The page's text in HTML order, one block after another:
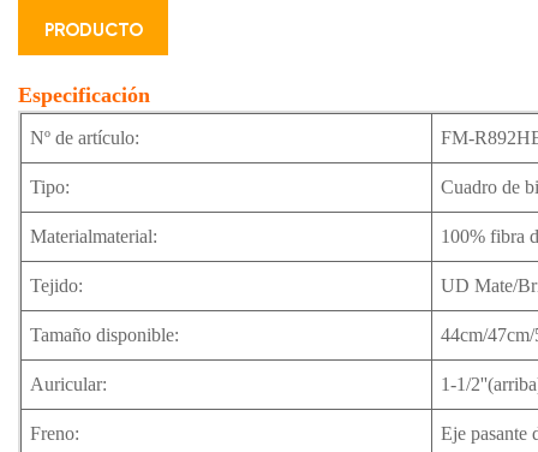
PRODUCTO
Especificación
Nº de artículo: FM-
Tipo: Cuadro de
Materialmaterial: 100% fibra
Tejido: UD Mate/
Tamaño disponible: 44cm/
Auricular: 1-1/
Freno: Eje pasante